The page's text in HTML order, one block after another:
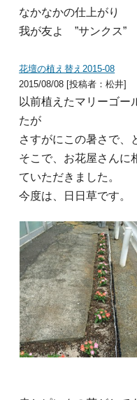
なかなかの仕上がり
我が友よ ”サンクス”
花壇の植え替え2015-08
2015/08/08 [投稿者：松井]
以前植えたマリーゴー
たが
さすがにこの暑さで、
そこで、お花屋さんに
ていただきました。
今度は、日日草です。